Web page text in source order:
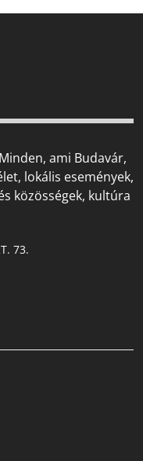
ami Budavár,
lokális események,
közösségek, kultúra
73.